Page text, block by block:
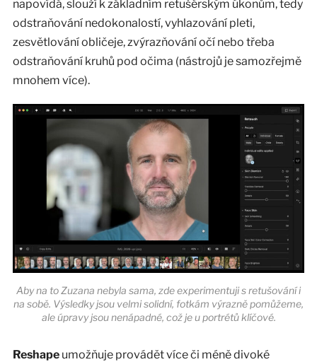
napovídá, slouží k základním retušérským úkonům, tedy
odstraňování nedokonalostí, vyhlazování pleti,
zesvětlování obličeje, zvýrazňování očí nebo třeba
odstraňování kruhů pod očima (nástrojů je samozřejmě
mnohem více).
Aby na to Zuzana nebyla sama, zde experimentuji s retušování i
na sobě. Výsledky jsou velmi solidní, fotkám výrazně pomůžeme,
ale úpravy jsou nenápadné, což je u portrétů klíčové.
Reshapeumožňuje provádět více či méně divoké